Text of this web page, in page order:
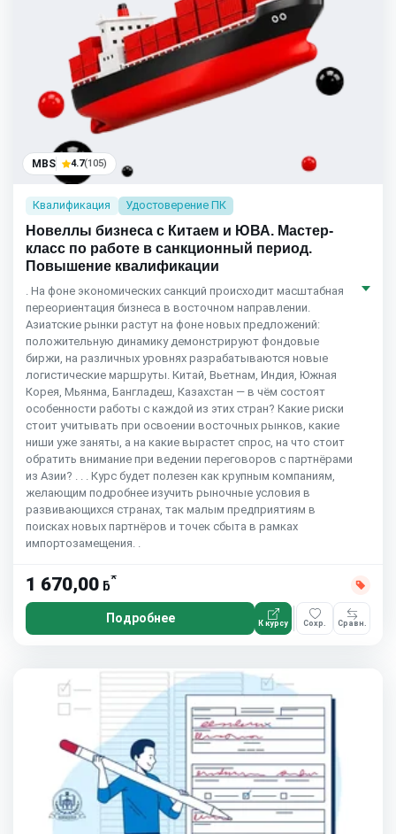
MBS 4.7(105)
Квалификация Удостоверение ПК
Новеллы бизнеса с Китаем и ЮВА. Мастер-
класс по работе в санкционный период.
Повышение квалификации
. На фоне экономических санкций происходит масштабная
переориентация бизнеса в восточном направлении.
Азиатские рынки растут на фоне новых предложений:
положительную динамику демонстрируют фондовые
биржи, на различных уровнях разрабатываются новые
логистические маршруты. Китай, Вьетнам, Индия, Южная
Корея, Мьянма, Бангладеш, Казахстан — в чём состоят
особенности работы с каждой из этих стран? Какие риски
стоит учитывать при освоении восточных рынков, какие
ниши уже заняты, а на какие вырастет спрос, на что стоит
обратить внимание при ведении переговоров с партнёрами
из Азии? . . . Курс будет полезен как крупным компаниям,
желающим подробнее изучить рыночные условия в
развивающихся странах, так малым предприятиям в
поисках новых партнёров и точек сбыта в рамках
импортозамещения. .
1 670,00 ƃ*
Подробнее К курсу Сохр. Сравн.